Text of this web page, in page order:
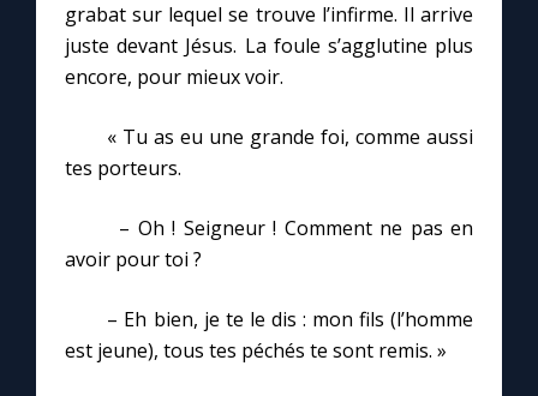
grabat sur lequel se trouve l’infirme. Il arrive
juste devant Jésus. La foule s’agglutine plus
encore, pour mieux voir.
« Tu as eu une grande foi, comme aussi
tes porteurs.
– Oh ! Seigneur ! Comment ne pas en
avoir pour toi ?
– Eh bien, je te le dis : mon fils (l’homme
est jeune), tous tes péchés te sont remis. »